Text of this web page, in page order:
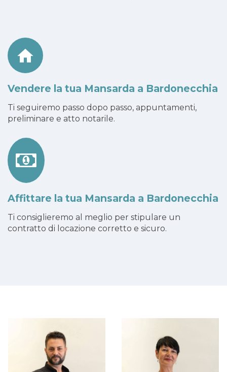
Vendere la tua Mansarda a Bardonecchia
Ti seguiremo passo dopo passo, appuntamenti,
preliminare e atto notarile.
Affittare la tua Mansarda a Bardonecchia
Ti consiglieremo al meglio per stipulare un
contratto di locazione corretto e sicuro.